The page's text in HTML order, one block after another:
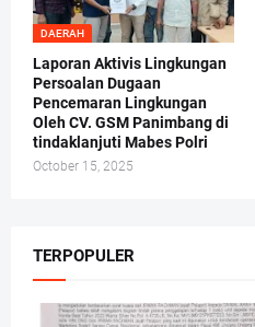
DAERAH
Laporan Aktivis Lingkungan
Persoalan Dugaan
Pencemaran Lingkungan
Oleh CV. GSM Panimbang di
tindaklanjuti Mabes Polri
October 15, 2025
TERPOPULER